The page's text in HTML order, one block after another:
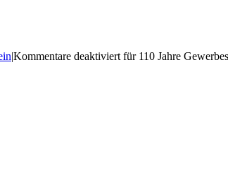
|Kommentare deaktiviertfür 110 Jahre